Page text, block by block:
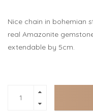
Nice chain in bohemian
real Amazonite
extendable by 5cm.